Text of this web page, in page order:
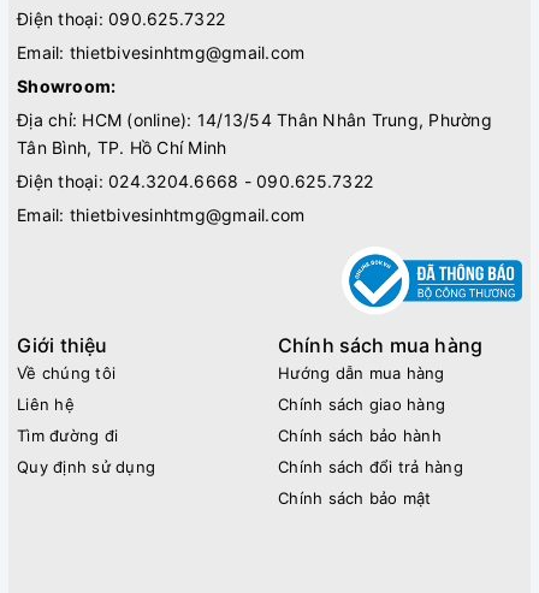
Điện thoại: 090.625.7322
Email: thietbivesinhtmg@gmail.com
Showroom:
Địa chỉ: HCM (online): 14/13/54 Thân Nhân Trung, Phường
Tân Bình, TP. Hồ Chí Minh
Điện thoại: 024.3204.6668 - 090.625.7322
Email: thietbivesinhtmg@gmail.com
Giới thiệu
Về chúng tôi
Liên hệ
Tìm đường đi
Quy định sử dụng
Chính sách mua hàng
Hướng dẫn mua hàng
Chính sách giao hàng
Chính sách bảo hành
Chính sách đổi trả hàng
Chính sách bảo mật